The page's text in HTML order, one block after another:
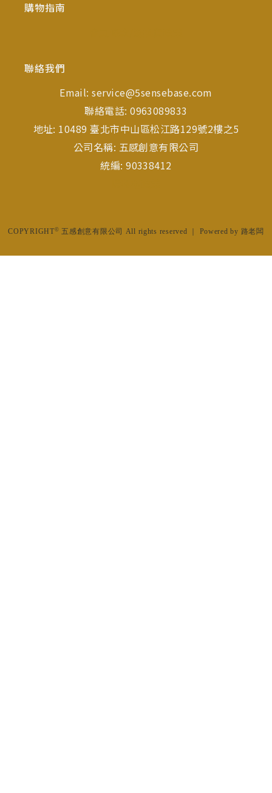
購物指南
聯絡我們
Email:service@5sensebase.com
聯絡電話: 0963089833
地址: 10489 臺北市中山區松江路129號2樓之5
公司名稱: 五感創意有限公司
統編: 90338412
COPYRIGHT© 五感創意有限公司 All rights reserved ｜ Powered by 路老闆